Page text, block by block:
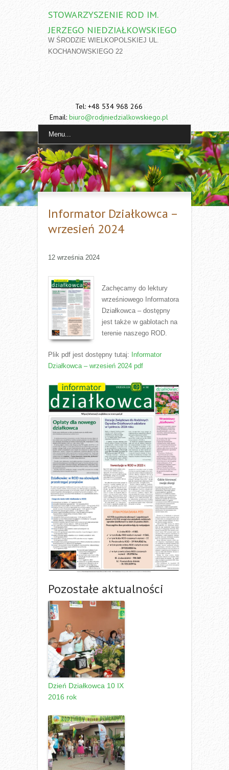
STOWARZYSZENIE ROD IM.
JERZEGO NIEDZIAŁKOWSKIEGO
W ŚRODZIE WIELKOPOLSKIEJ UL.
KOCHANOWSKIEGO 22
Tel: +48 534 968 266
Email: biuro@rodjniedzialkowskiego.pl
Menu...
Informator Działkowca –
wrzesień 2024
12 września 2024
Zachęcamy do lektury
wrześniowego Informatora
Działkowca – dostępny
jest także w gablotach na
terenie naszego ROD.
Plik pdf jest dostępny tutaj:
Informator
Działkowca – wrzesień 2024 pdf
Pozostałe aktualności
Dzień Działkowca 10 IX
2016 rok